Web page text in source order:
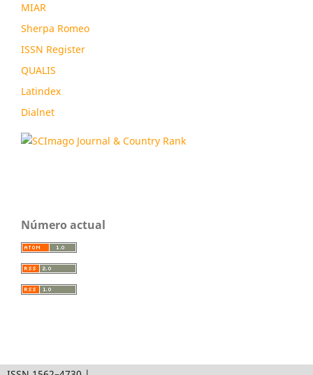
MIAR
Sherpa Romeo
ISSN Register
QUALIS
Latindex
Dialnet
Número actual